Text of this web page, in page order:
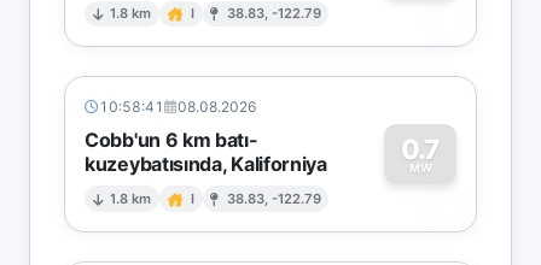
1.8 km I 38.83, -122.79 0
10:58:41 08.08.2026
Cobb'un 6 km batı-
kuzeybatısında, Kaliforniya
1.8 km I 38.83, -122.79
0.7
MW
0